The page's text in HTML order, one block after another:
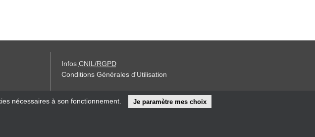
Infos CNIL/RGPD
Conditions Générales d'Utilisation
nécessaires à son fonctionnement. Je paramètre mes choix